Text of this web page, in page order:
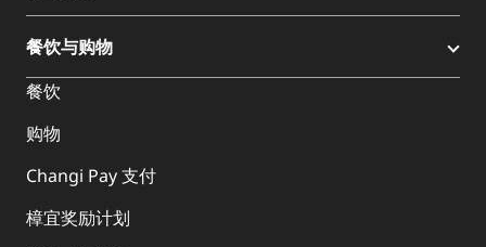
餐饮与购物
餐饮
购物
Changi Pay 支付
樟宜奖励计划